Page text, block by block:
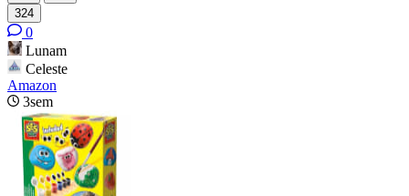
324
0
Lunam
Celeste
Amazon
3sem